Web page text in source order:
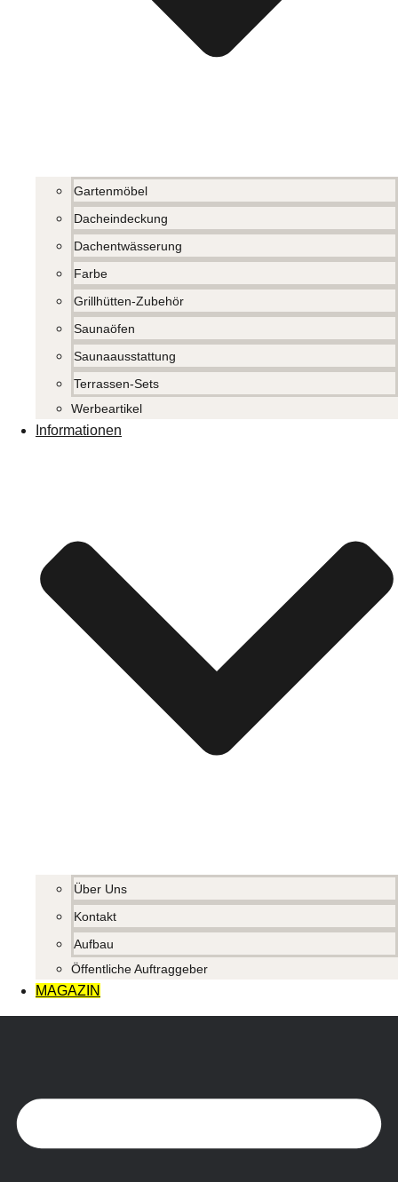
Gartenmöbel
Dacheindeckung
Dachentwässerung
Farbe
Grillhütten-Zubehör
Saunaöfen
Saunaausstattung
Terrassen-Sets
Werbeartikel
Informationen
Über Uns
Kontakt
Aufbau
Öffentliche Auftraggeber
MAGAZIN